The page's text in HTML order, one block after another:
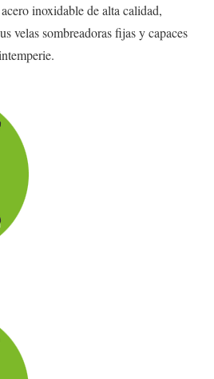
inoxidable de alta calidad,
velas sombreadoras fijas y capaces